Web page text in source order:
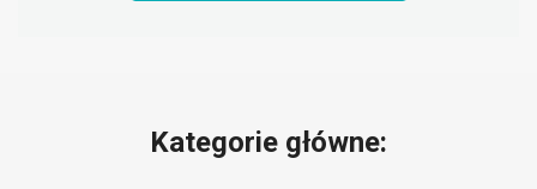
Kategorie główne: